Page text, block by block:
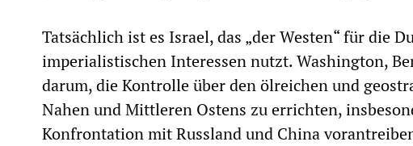
Tatsächlich ist es Israel, das „der Westen“ für die
imperialistischen Interessen nutzt. Washington,
darum, die Kontrolle über den ölreichen und
Nahen und Mittleren Ostens zu errichten,
Konfrontation mit Russland und China